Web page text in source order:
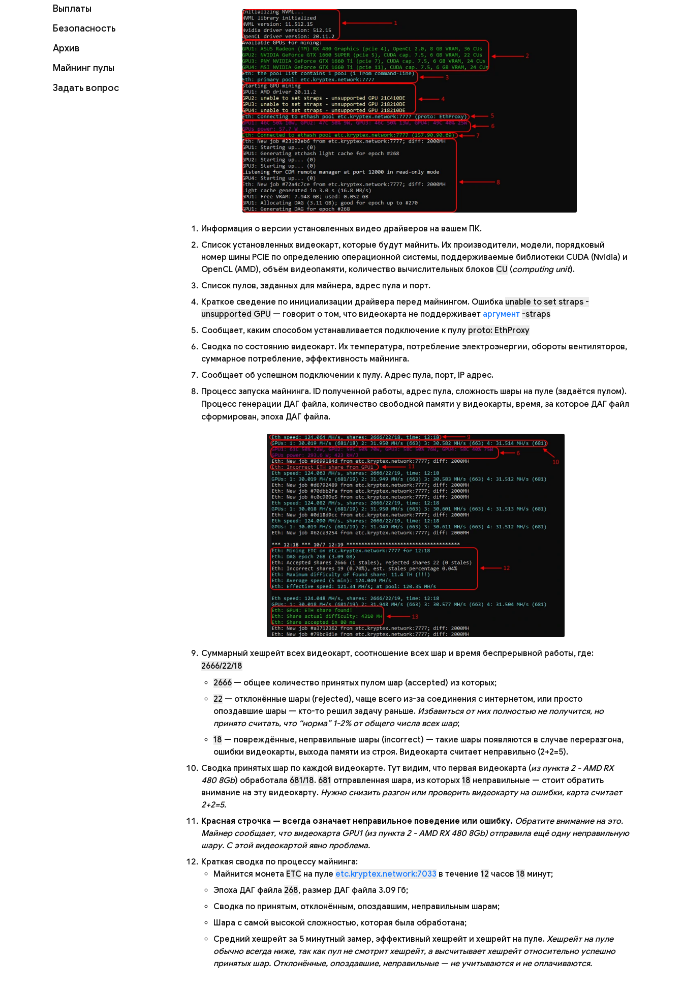
Выплаты
Безопасность
Архив
Майнинг пулы
Задать вопрос
Информация о версии установленных видео драйверов на вашем ПК.
Список установленных видеокарт, которые будут майнить. Их производители, модели, порядковый
номер шины PCIE по определению операционной системы, поддерживаемые библиотеки CUDA (Nvidia) и
OpenCL (AMD), объём видеопамяти, количество вычислительных блоков CU (computing unit).
Список пулов, заданных для майнера, адрес пула и порт.
Краткое сведение по инициализации драйвера перед майнингом. Ошибка unable to set straps -
unsupported GPU — говорит о том, что видеокарта не поддерживает аргумент -straps
Сообщает, каким способом устанавливается подключение к пулу proto: EthProxy
Сводка по состоянию видеокарт. Их температура, потребление электроэнергии, обороты вентиляторов,
суммарное потребление, эффективность майнинга.
Сообщает об успешном подключении к пулу. Адрес пула, порт, IP адрес.
Процесс запуска майнинга. ID полученной работы, адрес пула, сложность шары на пуле (задаётся пулом).
Процесс генерации ДАГ файла, количество свободной памяти у видеокарты, время, за которое ДАГ файл
сформирован, эпоха ДАГ файла.
Суммарный хешрейт всех видеокарт, соотношение всех шар и время беспрерывной работы, где:
2666/22/18
2666 — общее количество принятых пулом шар (accepted) из которых;
22 — отклонённые шары (rejected), чаще всего из-за соединения с интернетом, или просто
опоздавшие шары — кто-то решил задачу раньше. Избавиться от них полностью не получится, но
принято считать, что “норма” 1-2% от общего числа всех шар;
18 — повреждённые, неправильные шары (incorrect) — такие шары появляются в случае переразгона,
ошибки видеокарты, выхода памяти из строя. Видеокарта считает неправильно (2+2=5).
Сводка принятых шар по каждой видеокарте. Тут видим, что первая видеокарта (из пункта 2 - AMD RX
480 8Gb) обработала 681/18. 681 отправленная шара, из которых 18 неправильные — стоит обратить
внимание на эту видеокарту. Нужно снизить разгон или проверить видеокарту на ошибки, карта считает
2+2=5.
Красная строчка — всегда означает неправильное поведение или ошибку. Обратите внимание на это.
Майнер сообщает, что видеокарта GPU1 (из пункта 2 - AMD RX 480 8Gb) отправила ещё одну неправильную
шару. С этой видеокартой явно проблема.
Краткая сводка по процессу майнинга:
Майнится монета ETC на пуле etc.kryptex.network:7033 в течение 12 часов 18 минут;
Эпоха ДАГ файла 268, размер ДАГ файла 3.09 Гб;
Сводка по принятым, отклонённым, опоздавшим, неправильным шарам;
Шара с самой высокой сложностью, которая была обработана;
Средний хешрейт за 5 минутный замер, эффективный хешрейт и хешрейт на пуле. Хешрейт на пуле
обычно всегда ниже, так как пул не смотрит хешрейт, а высчитывает хешрейт относительно успешно
принятых шар. Отклонённые, опоздавшие, неправильные — не учитываются и не оплачиваются.